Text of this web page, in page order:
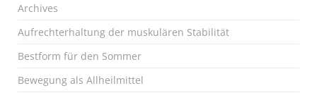
Archives
Aufrechterhaltung der muskulären Stabilität
Bestform für den Sommer
Bewegung als Allheilmittel